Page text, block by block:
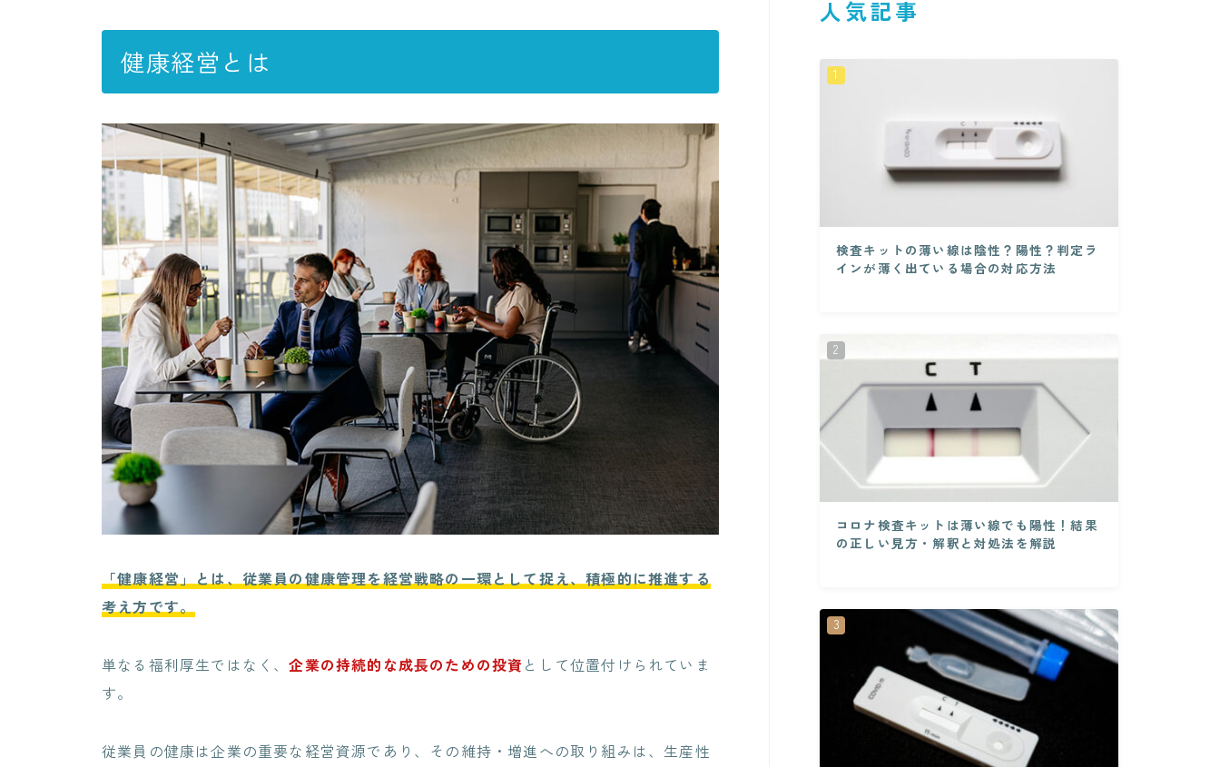
健康経営とは
「健康経営」とは、従業員の健康管理を経営戦略の一環として捉え、積極的に推進する
考え方です。
単なる福利厚生ではなく、企業の持続的な成長のための投資として位置付けられていま
す。
従業員の健康は企業の重要な経営資源であり、その維持・増進への取り組みは、生産性
人気記事
検査キットの薄い線は陰性？陽性？判定ラ
インが薄く出ている場合の対応方法
コロナ検査キットは薄い線でも陽性！結果
の正しい見方・解釈と対処法を解説